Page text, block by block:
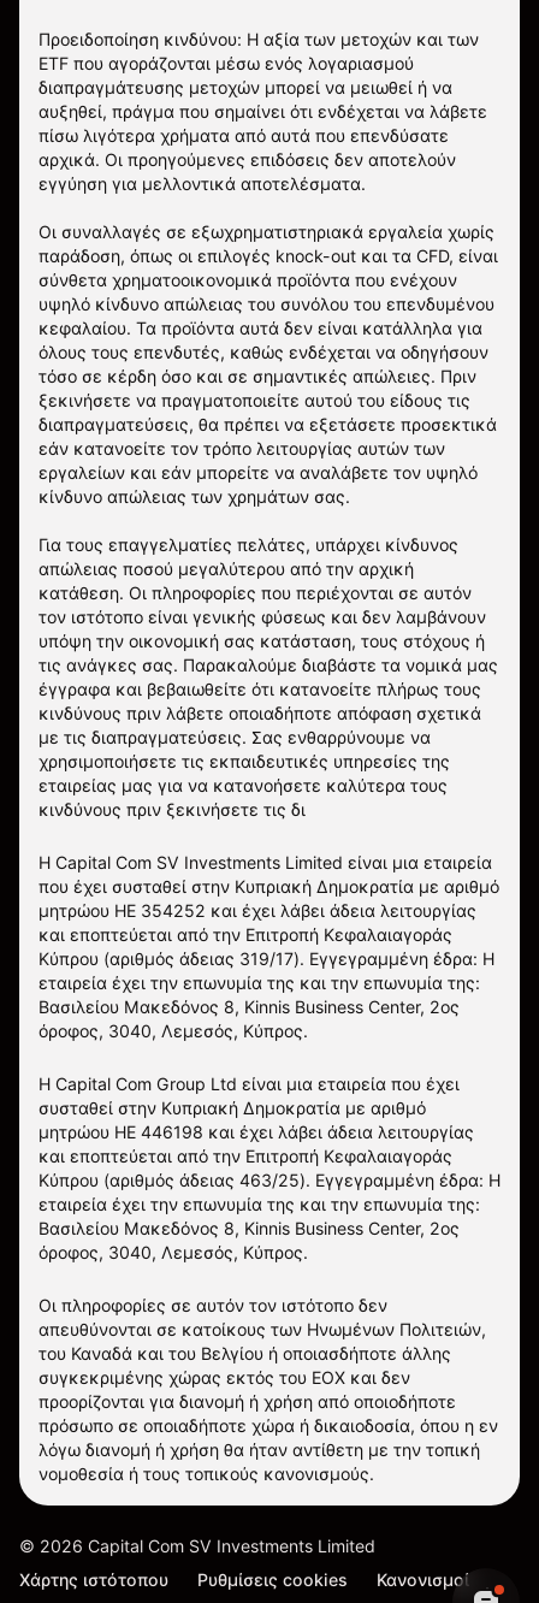
Προειδοποίηση κινδύνου: Η αξία των μετοχών και των
ETF που αγοράζονται μέσω ενός λογαριασμού
διαπραγμάτευσης μετοχών μπορεί να μειωθεί ή να
αυξηθεί, πράγμα που σημαίνει ότι ενδέχεται να λάβετε
πίσω λιγότερα χρήματα από αυτά που επενδύσατε
αρχικά. Οι προηγούμενες επιδόσεις δεν αποτελούν
εγγύηση για μελλοντικά αποτελέσματα.
Οι συναλλαγές σε εξωχρηματιστηριακά εργαλεία χωρίς
παράδοση, όπως οι επιλογές knock-out και τα CFD, είναι
σύνθετα χρηματοοικονομικά προϊόντα που ενέχουν
υψηλό κίνδυνο απώλειας του συνόλου του επενδυμένου
κεφαλαίου. Τα προϊόντα αυτά δεν είναι κατάλληλα για
όλους τους επενδυτές, καθώς ενδέχεται να οδηγήσουν
τόσο σε κέρδη όσο και σε σημαντικές απώλειες. Πριν
ξεκινήσετε να πραγματοποιείτε αυτού του είδους τις
διαπραγματεύσεις, θα πρέπει να εξετάσετε προσεκτικά
εάν κατανοείτε τον τρόπο λειτουργίας αυτών των
εργαλείων και εάν μπορείτε να αναλάβετε τον υψηλό
κίνδυνο απώλειας των χρημάτων σας.
Για τους επαγγελματίες πελάτες, υπάρχει κίνδυνος
απώλειας ποσού μεγαλύτερου από την αρχική
κατάθεση. Οι πληροφορίες που περιέχονται σε αυτόν
τον ιστότοπο είναι γενικής φύσεως και δεν λαμβάνουν
υπόψη την οικονομική σας κατάσταση, τους στόχους ή
τις ανάγκες σας. Παρακαλούμε διαβάστε τα νομικά μας
έγγραφα και βεβαιωθείτε ότι κατανοείτε πλήρως τους
κινδύνους πριν λάβετε οποιαδήποτε απόφαση σχετικά
με τις διαπραγματεύσεις. Σας ενθαρρύνουμε να
χρησιμοποιήσετε τις εκπαιδευτικές υπηρεσίες της
εταιρείας μας για να κατανοήσετε καλύτερα τους
κινδύνους πριν ξεκινήσετε τις δι
Η Capital Com SV Investments Limited είναι μια εταιρεία
που έχει συσταθεί στην Κυπριακή Δημοκρατία με αριθμό
μητρώου HE 354252 και έχει λάβει άδεια λειτουργίας
και εποπτεύεται από την Επιτροπή Κεφαλαιαγοράς
Κύπρου (αριθμός άδειας 319/17). Εγγεγραμμένη έδρα: Η
εταιρεία έχει την επωνυμία της και την επωνυμία της:
Βασιλείου Μακεδόνος 8, Kinnis Business Center, 2ος
όροφος, 3040, Λεμεσός, Κύπρος.
Η Capital Com Group Ltd είναι μια εταιρεία που έχει
συσταθεί στην Κυπριακή Δημοκρατία με αριθμό
μητρώου ΗΕ 446198 και έχει λάβει άδεια λειτουργίας
και εποπτεύεται από την Επιτροπή Κεφαλαιαγοράς
Κύπρου (αριθμός άδειας 463/25). Εγγεγραμμένη έδρα: Η
εταιρεία έχει την επωνυμία της και την επωνυμία της:
Βασιλείου Μακεδόνος 8, Kinnis Business Center, 2ος
όροφος, 3040, Λεμεσός, Κύπρος.
Οι πληροφορίες σε αυτόν τον ιστότοπο δεν
απευθύνονται σε κατοίκους των Ηνωμένων Πολιτειών,
του Καναδά και του Βελγίου ή οποιασδήποτε άλλης
συγκεκριμένης χώρας εκτός του ΕΟΧ και δεν
προορίζονται για διανομή ή χρήση από οποιοδήποτε
πρόσωπο σε οποιαδήποτε χώρα ή δικαιοδοσία, όπου η εν
λόγω διανομή ή χρήση θα ήταν αντίθετη με την τοπική
νομοθεσία ή τους τοπικούς κανονισμούς.
© 2026 Capital Com SV Investments Limited
Χάρτης ιστότοπου
Ρυθμίσεις cookies Κανονισμοί